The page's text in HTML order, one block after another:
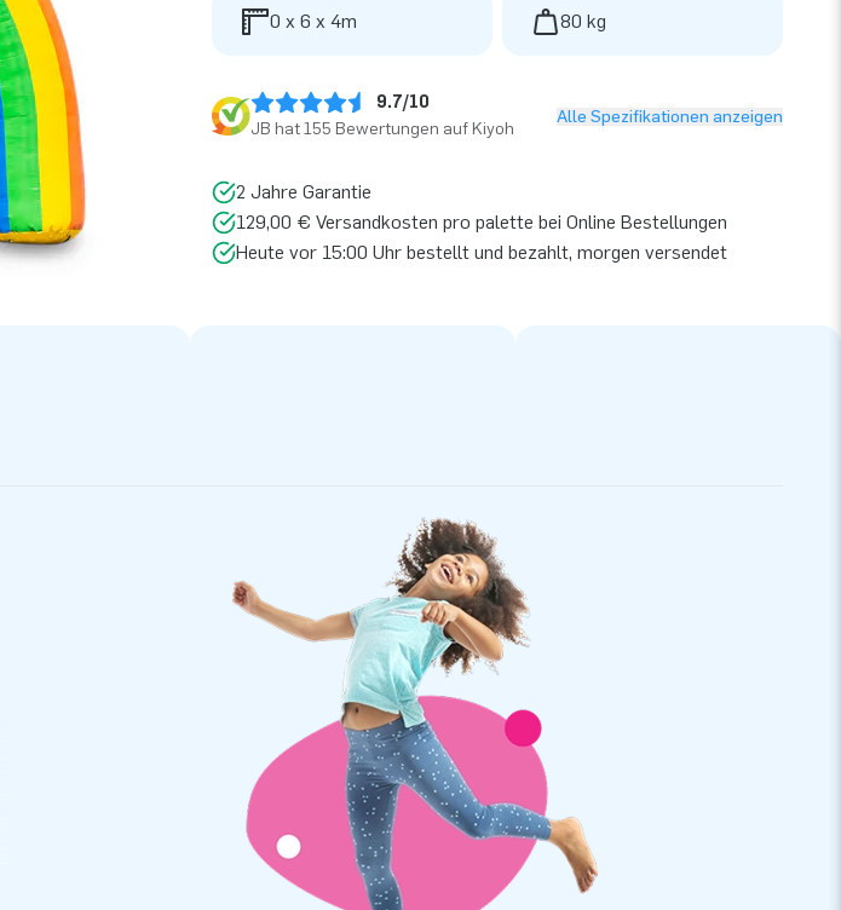
0 x 6 x 4m 80 kg
9.7/10
JB hat 155 Bewertungen auf Kiyoh
Alle Spezifikationen anzeigen
2 Jahre Garantie
129,00 € Versandkosten pro palette bei Online Bestellungen
Heute vor 15:00 Uhr bestellt und bezahlt, morgen versendet